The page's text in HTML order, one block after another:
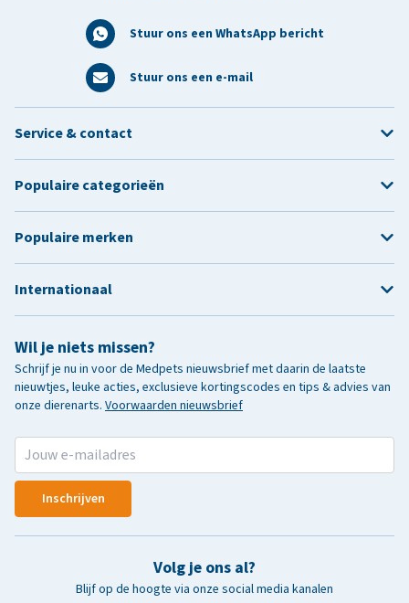
Stuur ons een WhatsApp bericht
Stuur ons een e-mail
Wil je niets missen?
Schrijf je nu in voor de Medpets nieuwsbrief met daarin de laatste
nieuwtjes, leuke acties, exclusieve kortingscodes en tips & advies van
onze dierenarts. Voorwaarden nieuwsbrief
Inschrijven
Volg je ons al?
Blijf op de hoogte via onze social media kanalen
Service & contact
Populaire categorieën
Populaire merken
Internationaal